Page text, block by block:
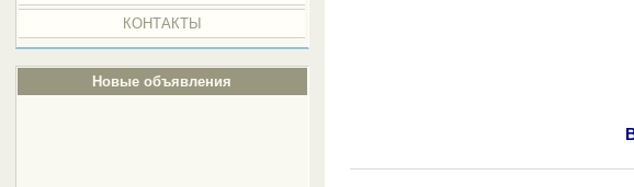
КОНТАКТЫ
Новые объявления